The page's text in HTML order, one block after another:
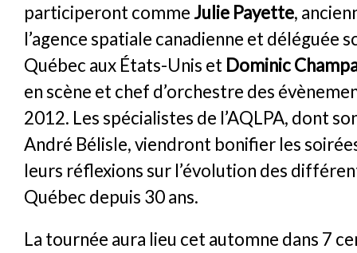
participeront comme Julie Payette,
l’agence spatiale canadienne et déléguée
Québec aux États-Unis et Dominic
en scène et chef d’orchestre des
2012. Les spécialistes de l’AQLPA, dont
André Bélisle, viendront bonifier les
leurs réflexions sur l’évolution des
Québec depuis 30 ans.
La tournée aura lieu cet automne dans 7